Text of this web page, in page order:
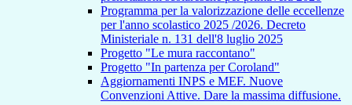
Programma per la valorizzazione delle eccellenze
per l'anno scolastico 2025 /2026. Decreto
Ministeriale n. 131 dell'8 luglio 2025
Progetto "Le mura raccontano"
Progetto "In partenza per Coroland"
Aggiornamenti INPS e MEF. Nuove
Convenzioni Attive. Dare la massima diffusione.